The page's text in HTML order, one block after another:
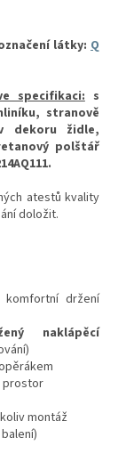
látky: Q
specifikaci:s
stranově
dekoru židle,
polštář
atestů kvality
doložit.
držení
naklápěcí
prostor
montáž